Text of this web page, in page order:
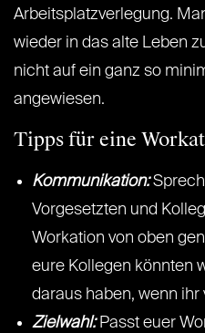
Arbeitsplatzverlegung.
wieder in das alte Leben
nicht auf ein ganz so
angewiesen.
Tipps für eine
Kommunikation:
Vorgesetzten und
Workation von oben
eure Kollegen könnten
daraus haben, wenn
Zielwahl:Passt euer